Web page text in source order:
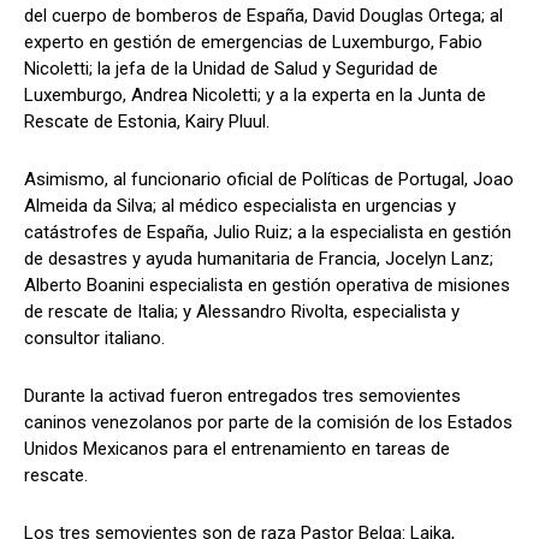
del cuerpo de bomberos de España, David Douglas Ortega; al
experto en gestión de emergencias de Luxemburgo, Fabio
Nicoletti; la jefa de la Unidad de Salud y Seguridad de
Luxemburgo, Andrea Nicoletti; y a la experta en la Junta de
Rescate de Estonia, Kairy Pluul.
Asimismo, al funcionario oficial de Políticas de Portugal, Joao
Almeida da Silva; al médico especialista en urgencias y
catástrofes de España, Julio Ruiz; a la especialista en gestión
de desastres y ayuda humanitaria de Francia, Jocelyn Lanz;
Alberto Boanini especialista en gestión operativa de misiones
de rescate de Italia; y Alessandro Rivolta, especialista y
consultor italiano.
Durante la activad fueron entregados tres semovientes
caninos venezolanos por parte de la comisión de los Estados
Unidos Mexicanos para el entrenamiento en tareas de
rescate.
Los tres semovientes son de raza Pastor Belga: Laika,